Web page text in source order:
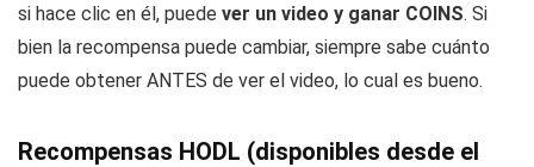
si hace clic en él, puede ver un video y ganar COINS. Si
bien la recompensa puede cambiar, siempre sabe cuánto
puede obtener ANTES de ver el video, lo cual es bueno.
Recompensas HODL (disponibles desde el